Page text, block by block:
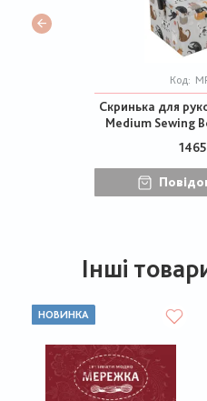
Код:
Скринька для
Medium Sewing
Інші
НОВИНКА